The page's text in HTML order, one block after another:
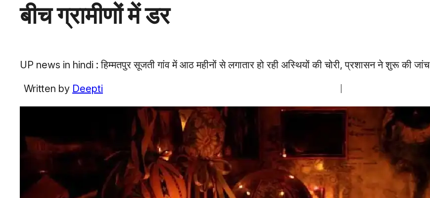
बीच ग्रामीणों में डर
UP news in hindi : हिम्मतपुर सूजती गांव में आठ महीनों से लगातार हो रही अस्थियों की चोरी, प्रशासन ने शुरू की जांच
Written by Deepti